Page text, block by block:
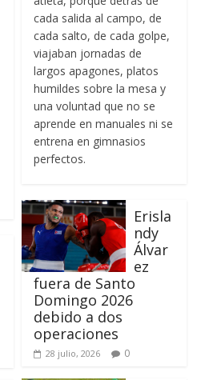
cada salida al campo, de
cada salto, de cada golpe,
viajaban jornadas de
largos apagones, platos
humildes sobre la mesa y
una voluntad que no se
aprende en manuales ni se
entrena en gimnasios
perfectos.
Erisla
ndy
Álvar
ez
fuera de Santo
Domingo 2026
debido a dos
operaciones
28 julio, 2026 0